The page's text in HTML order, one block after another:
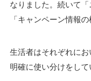
なりました。続いて「
「キャンペーン情報
生活者はそれぞれにお
明確に使い分けをして